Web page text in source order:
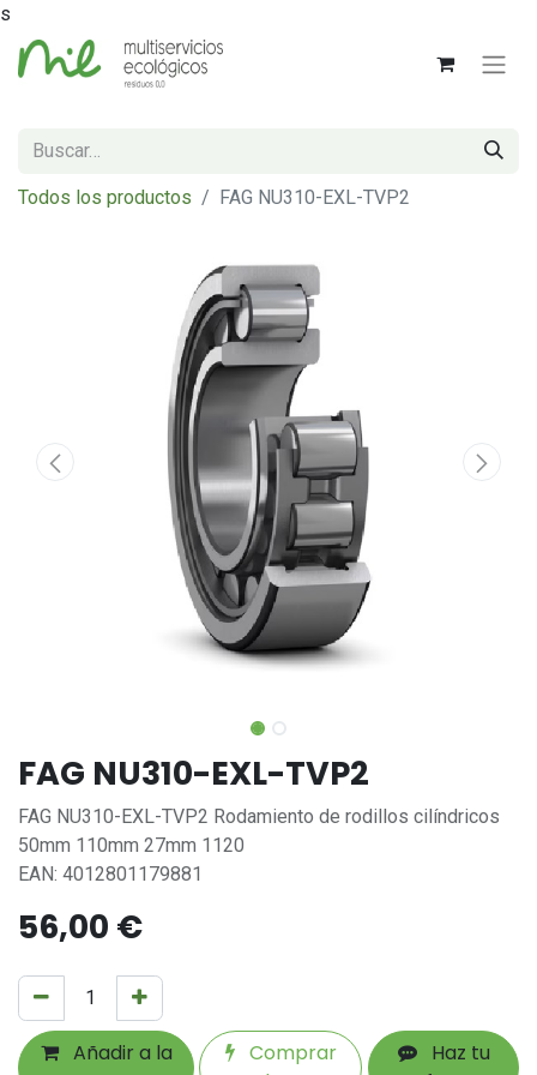
s
Todos los productos FAG NU310-EXL-TVP2
FAG NU310-EXL-TVP2
FAG NU310-EXL-TVP2 Rodamiento de rodillos cilíndricos
50mm 110mm 27mm 1120
EAN: 4012801179881
56,00 €
Añadir a la
Comprar
Haz tu